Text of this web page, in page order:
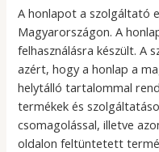
A honlapot a szolgáltató
Magyarországon. A
felhasználásra készült. A
azért, hogy a honlap a
helytálló tartalommal
termékek és
csomagolással, illetve
oldalon feltüntetett